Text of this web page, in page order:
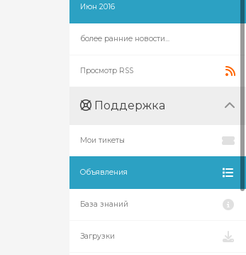
Июн 2016
более ранние новости...
Просмотр RSS
Поддержка
Мои тикеты
Объявления
База знаний
Загрузки